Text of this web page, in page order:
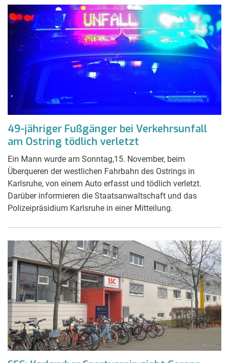
49-jähriger Fußgänger bei Verkehrsunfall
am Ostring tödlich verletzt
Ein Mann wurde am Sonntag,15. November, beim
Überqueren der westlichen Fahrbahn des Ostrings in
Karlsruhe, von einem Auto erfasst und tödlich verletzt.
Darüber informieren die Staatsanwaltschaft und das
Polizeipräsidium Karlsruhe in einer Mitteilung.